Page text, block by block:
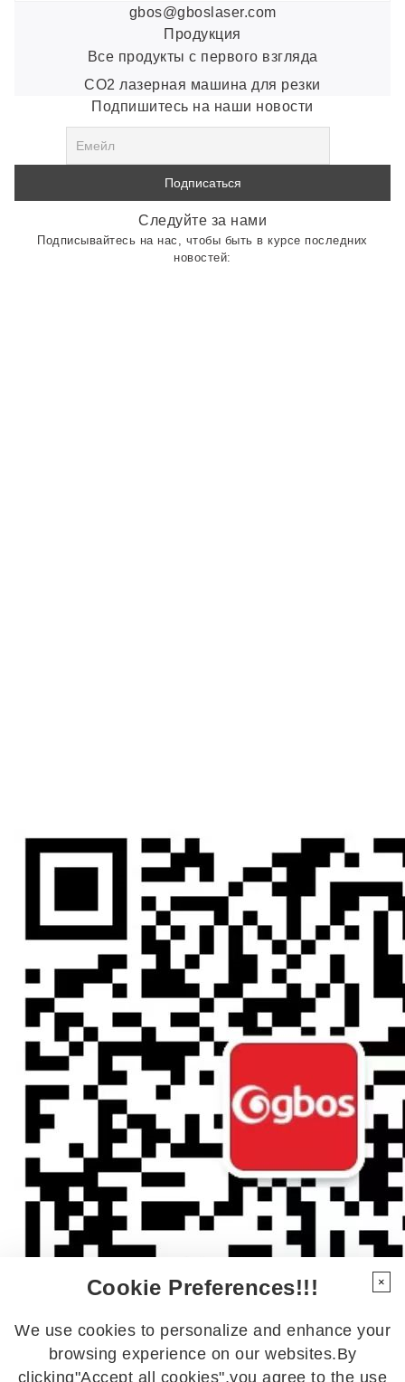
gbos@gboslaser.com
Продукция
Все продукты с первого взгляда
CO2 лазерная машина для резки
Подпишитесь на наши новости
Следуйте за нами
Подписывайтесь на нас, чтобы быть в курсе последних
новостей:
Cookie Preferences!!!
We use cookies to personalize and enhance your
browsing experience on our websites.By
clicking"Accept all cookies",you agree to the use
×